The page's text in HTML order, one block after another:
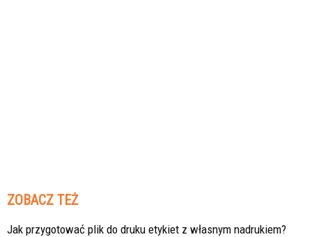
ZOBACZ TEŻ
Jak przygotować plik do druku etykiet z własnym nadrukiem?